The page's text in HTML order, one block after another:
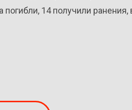
14 получили ранения,